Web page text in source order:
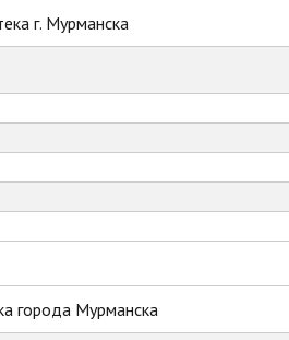
г. Мурманска
города Мурманска